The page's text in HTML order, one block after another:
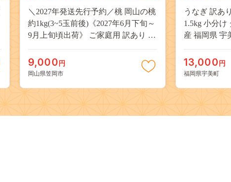
＼2027年発送先行予約／桃 岡山の桃
約1kg(3~5玉前後)《2027年6月下旬～
9月上旬頃出荷》 ご家庭用 訳あり 白
果物 デザート 旬 モモ もも 先行予約
送料無料 果物 岡山県 笠岡市 清水白
kasaoka_zsy_419_100---
9,000 円
岡山県笠岡市
うなぎ 訳あ
1.5kg 小分け
産 福岡県 宇
うなぎ蒲焼
き 真空パッ
13,000 円
福岡県宇美町